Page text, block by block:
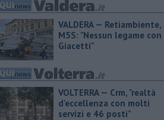
VALDERA — Retiambiente,
M5S: "Nessun legame con
Giacetti"
VOLTERRA — Crm, "realtà
d'eccellenza con molti
servizi e 46 posti"